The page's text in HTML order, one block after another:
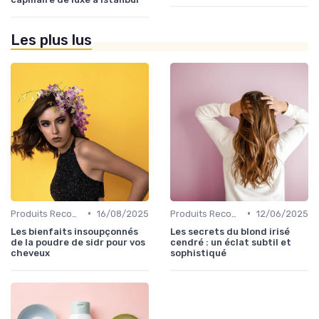
Les plus lus
• 16/08/2025
Les bienfaits insoupçonnés
de la poudre de sidr pour vos
cheveux
• 12/06/2025
Les secrets du blond irisé
cendré : un éclat subtil et
sophistiqué